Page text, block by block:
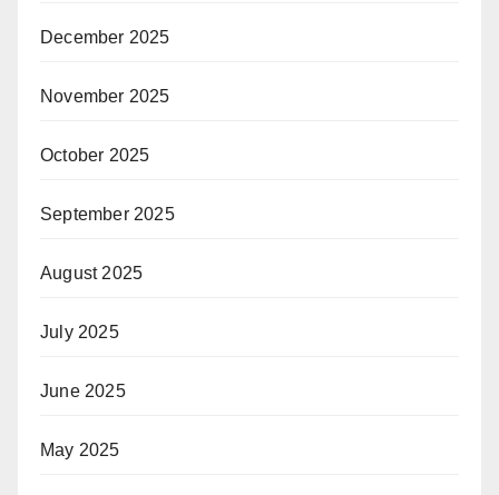
December 2025
November 2025
October 2025
September 2025
August 2025
July 2025
June 2025
May 2025